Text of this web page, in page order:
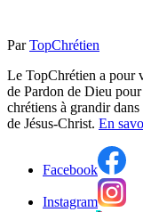
Par TopChrétien
Le TopChrétien a pour
de Pardon de Dieu
chrétiens à grandir
de Jésus-Christ. En
Facebook
Instagram